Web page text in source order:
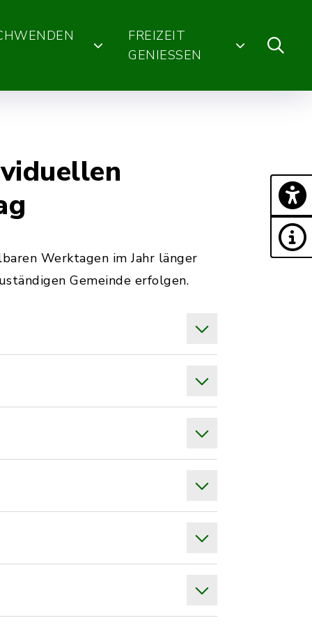
FREIZEIT
GENIESSEN
Werktagen im Jahr länger
Gemeinde erfolgen.